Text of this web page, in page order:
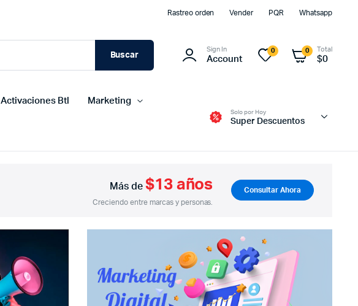
Rastreo orden Vender PQR Whatsapp
Buscar
Sign In
Account
0 0 Total
$0
Producción audiovisual
Activaciones Btl Marketing
Solo por Hoy
Super Descuentos
Más de $13 años
Creciendo entre marcas y personas.
Consultar Ahora